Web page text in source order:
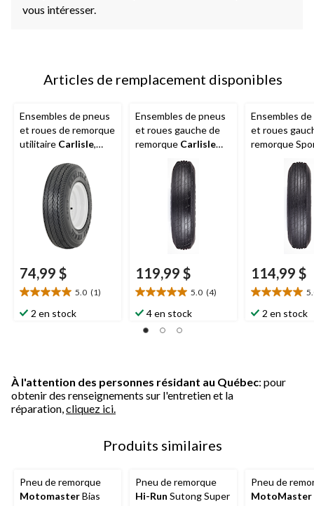
vous intéresser.
Articles de remplacement disponibles
Ensembles de pneus
et roues de remorque
utilitaire Carlisle,
74,99 $
5.0 (1)
5.0
étoile(s)
2 en stock
Ensembles de pneus
et roues gauche de
remorque Carlisle
Sport Trail, 530X12-
119,99 $
5.0 (4)
5.0
étoile(s)
sur
4 en stock
Ensembles
et roues
remorque
114,99 $
5.0
étoile(s)
2 en stock
À l'attention des personnes résidant au Québec: pour
obtenir des renseignements sur l'entretien et la
réparation, cliquez ici.
Produits similaires
Pneu de remorque
MotomasterBias
Pneu de remorque
Hi-Run Sutong Super
Pneu de
MotoMaster